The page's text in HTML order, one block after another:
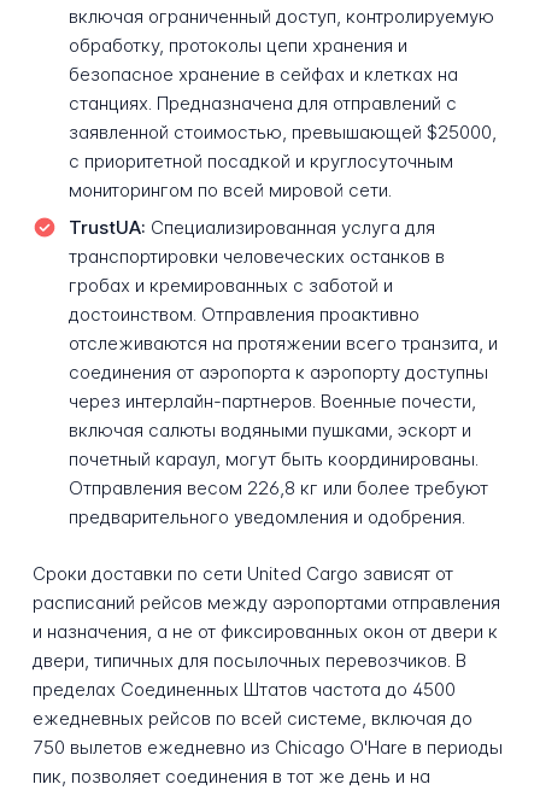
включая ограниченный доступ, контролируемую
обработку, протоколы цепи хранения и
безопасное хранение в сейфах и клетках на
станциях. Предназначена для отправлений с
заявленной стоимостью, превышающей $25000,
с приоритетной посадкой и круглосуточным
мониторингом по всей мировой сети.
TrustUA: Специализированная услуга для
транспортировки человеческих останков в
гробах и кремированных с заботой и
достоинством. Отправления проактивно
отслеживаются на протяжении всего транзита, и
соединения от аэропорта к аэропорту доступны
через интерлайн-партнеров. Военные почести,
включая салюты водяными пушками, эскорт и
почетный караул, могут быть координированы.
Отправления весом 226,8 кг или более требуют
предварительного уведомления и одобрения.
Сроки доставки по сети United Cargo зависят от
расписаний рейсов между аэропортами отправления
и назначения, а не от фиксированных окон от двери к
двери, типичных для посылочных перевозчиков. В
пределах Соединенных Штатов частота до 4500
ежедневных рейсов по всей системе, включая до
750 вылетов ежедневно из Chicago O'Hare в периоды
пик, позволяет соединения в тот же день и на